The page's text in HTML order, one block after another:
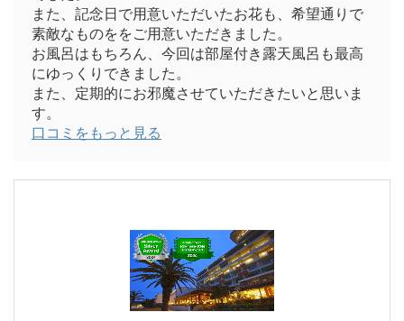
また、記念日で用意いただいたお花も、希望通りで
素敵なものををご用意いただきました。
お風呂はもちろん、今回は部屋付き露天風呂も最高
にゆっくりできました。
また、定期的にお邪魔させていただきたいと思いま
す。
口コミをもっと見る